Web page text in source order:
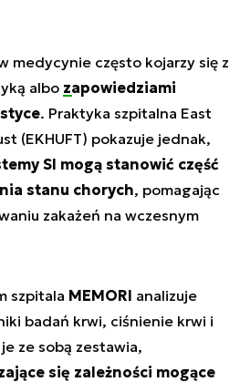
medycynie często kojarzy się z
albo zapowiedziami
. Praktyka szpitalna East
(EKHUFT) pokazuje jednak,
SI mogą stanowić część
stanu chorych, pomagając
zakażeń na wczesnym
szpitala MEMORI analizuje
badań krwi, ciśnienie krwi i
ze sobą zestawia,
się zależności mogące